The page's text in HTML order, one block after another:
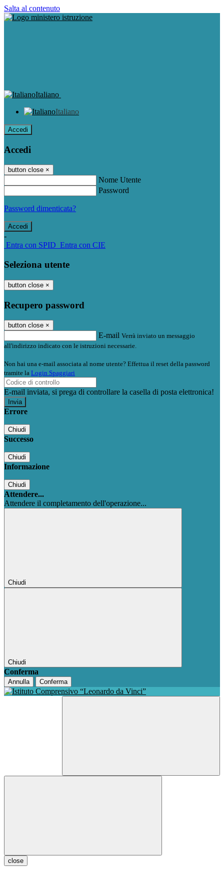
Salta al contenuto
Italiano
Italiano
Accedi
Accedi
button close ×
Nome Utente
Password
Password dimenticata?
-
Entra con SPID Entra con CIE
Seleziona utente
button close ×
Recupero password
button close ×
E-mail Verrà inviato un messaggio
all'indirizzo indicato con le istruzioni necessarie.
Non hai una e-mail associata al nome utente? Effettua il reset della password
tramite la Login Spaggiari
E-mail inviata, si prega di controllare la casella di posta elettronica!
Errore
Chiudi
Successo
Chiudi
Informazione
Chiudi
Attendere...
Attendere il completamento dell'operazione...
Chiudi
Chiudi
Conferma
Annulla Conferma
close